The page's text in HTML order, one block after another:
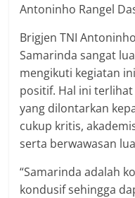
Antoninho Rangel
Brigjen TNI
Samarinda sangat
mengikuti kegiatan
positif. Hal ini
yang dilontarkan
cukup kritis,
serta berwawasan
“Samarinda adalah
kondusif sehingga